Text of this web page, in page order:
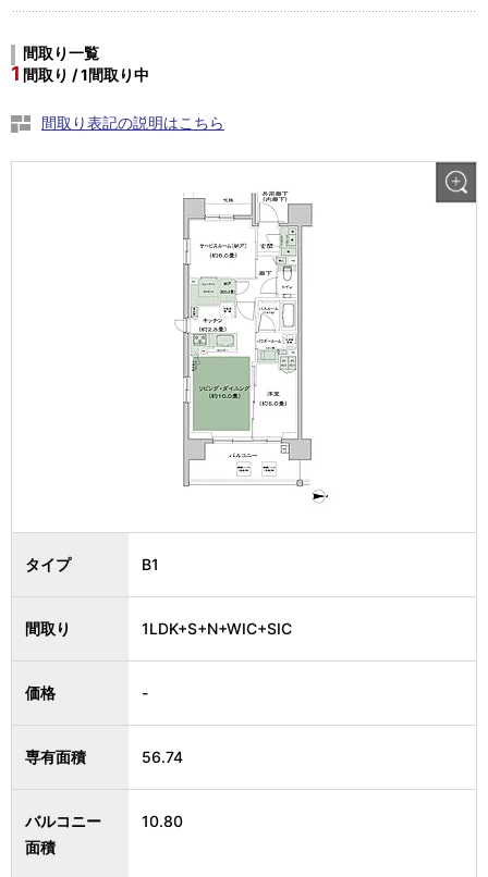
間取り一覧
1 間取り / 1間取り中
間取り表記の説明はこちら
タイプ B1
間取り 1LDK+S+N+WIC+SIC
価格 -
専有面積 56.74
バルコニー
面積
10.80